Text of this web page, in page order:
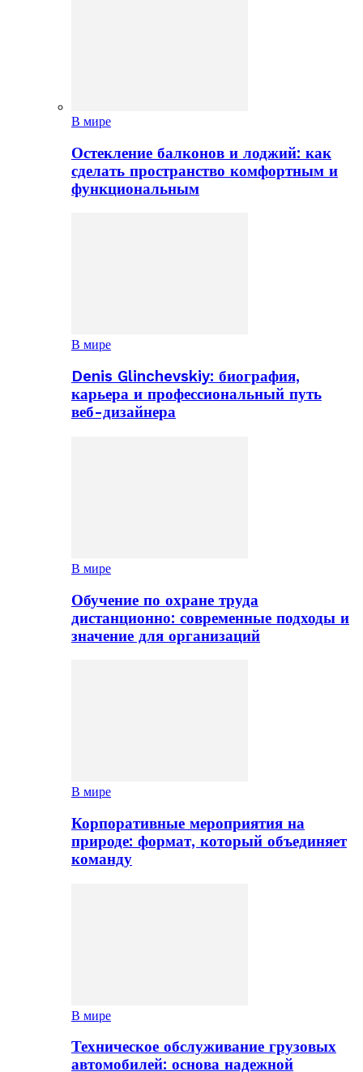
В мире
Остекление балконов и лоджий: как
сделать пространство комфортным и
функциональным
В мире
Denis Glinchevskiy: биография,
карьера и профессиональный путь
веб-дизайнера
В мире
Обучение по охране труда
дистанционно: современные подходы и
значение для организаций
В мире
Корпоративные мероприятия на
природе: формат, который объединяет
команду
В мире
Техническое обслуживание грузовых
автомобилей: основа надежной